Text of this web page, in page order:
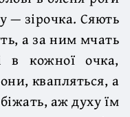
— зірочка. Сяють
а за ним мчать
в кожної очка,
квапляться, а
аж духу їм